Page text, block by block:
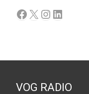
Facebook
X Instagram
VOG RADIO